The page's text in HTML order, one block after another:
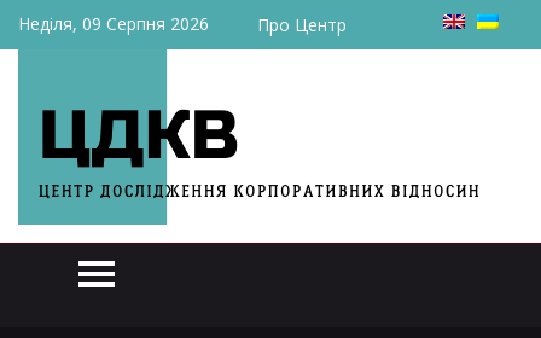
Неділя, 09 Серпня 2026 Про Центр